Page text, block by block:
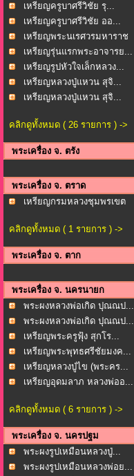
เหรียญครูบาศรีวิชัย รุ...
เหรียญครูบาศรีวิชัย ออ...
เหรียญพระนเรศวรมหาราช
...
เหรียญรุ่นแรกพระอาจารย...
เหรียญรูปหัวใจเล็กหลวง...
เหรียญหลวงปู่แหวน สุจิ...
เหรียญหลวงปู่แหวน สุจิ...
คลิกดูทั้งหมด ( 26 รายการ ) ->
พระเครื่อง จ. ตรัง
พระเครื่อง จ. ตราด
เหรียญกรมหลวงชุมพรเขต
คลิกดูทั้งหมด ( 1 รายการ ) ->
พระเครื่อง จ. ตาก
พระเครื่อง จ. นครนายก
พระผงหลวงพ่อเกิด ปุณณป...
พระผงหลวงพ่อเกิด ปุณณป...
เหรียญพระครูฟุ้ง สุกโร...
เหรียญพระพุทธศรีชัยมงค...
เหรียญหลวงปู่ไข (พระคร...
เหรียญอุดมลาภ หลวงพ่ออ...
คลิกดูทั้งหมด ( 6 รายการ ) ->
พระเครื่อง จ. นครปฐม
พระผงรูปเหมือนหลวงปู่...
พระผงรูปเหมือนหลวงพ่อย...